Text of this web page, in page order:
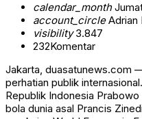
calendar_month
account_circleAdrian
visibility3.847
232Komentar
Jakarta, duasatunews.com
perhatian publik
Republik Indonesia
bola dunia asal Prancis